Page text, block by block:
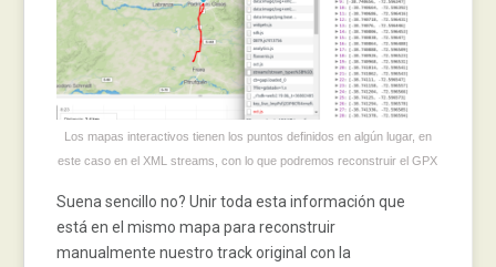
Los mapas interactivos tienen los puntos definidos en algún lugar, en
este caso en el XML streams, con lo que podremos reconstruir el GPX
Suena sencillo no? Unir toda esta información que
está en el mismo mapa para reconstruir
manualmente nuestro track original con la